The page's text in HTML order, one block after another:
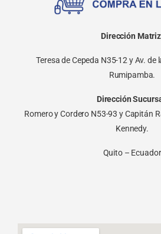
Dirección
Teresa de Cepeda N35-12 y Av. de
Rumipamba.
Dirección
Romero y Cordero N53-93 y Capitán
Kennedy.
Quito – Ecuador